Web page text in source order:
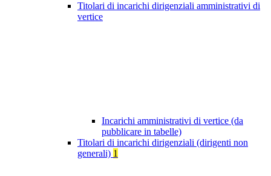
Titolari di incarichi dirigenziali amministrativi di
vertice
Incarichi amministrativi di vertice (da
pubblicare in tabelle)
Titolari di incarichi dirigenziali (dirigenti non
generali) 1